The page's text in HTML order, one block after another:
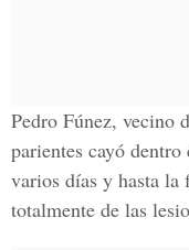
Pedro Fúnez, vecino
parientes cayó
varios días y hasta la
totalmente de las